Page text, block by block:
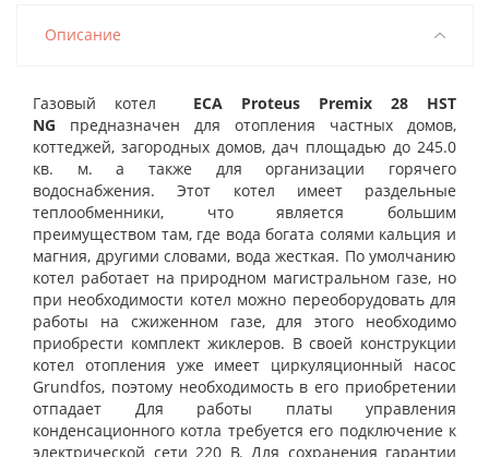
Описание
Газовый котел
ECA Proteus Premix 28 HST
NG предназначен для отопления частных домов,
коттеджей, загородных домов, дач площадью до 245.0
кв. м. а также для организации горячего
водоснабжения. Этот котел имеет раздельные
теплообменники, что является большим
преимуществом там, где вода богата солями кальция и
магния, другими словами, вода жесткая. По умолчанию
котел работает на природном магистральном газе, но
при необходимости котел можно переоборудовать для
работы на сжиженном газе, для этого необходимо
приобрести комплект жиклеров. В своей конструкции
котел отопления уже имеет циркуляционный насос
Grundfos, поэтому необходимость в его приобретении
отпадает Для работы платы управления
конденсационного котла требуется его подключение к
электрической сети 220 В. Для сохранения гарантии